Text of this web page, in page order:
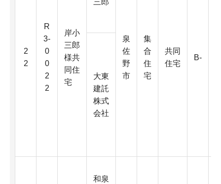
2
2
R
3-
0
0
2
2
岸小
三郎
様共
同住
宅
泉
佐
野
市
集
合
住
宅
共同
住宅
B-
大東
建託
株式
会社
和泉